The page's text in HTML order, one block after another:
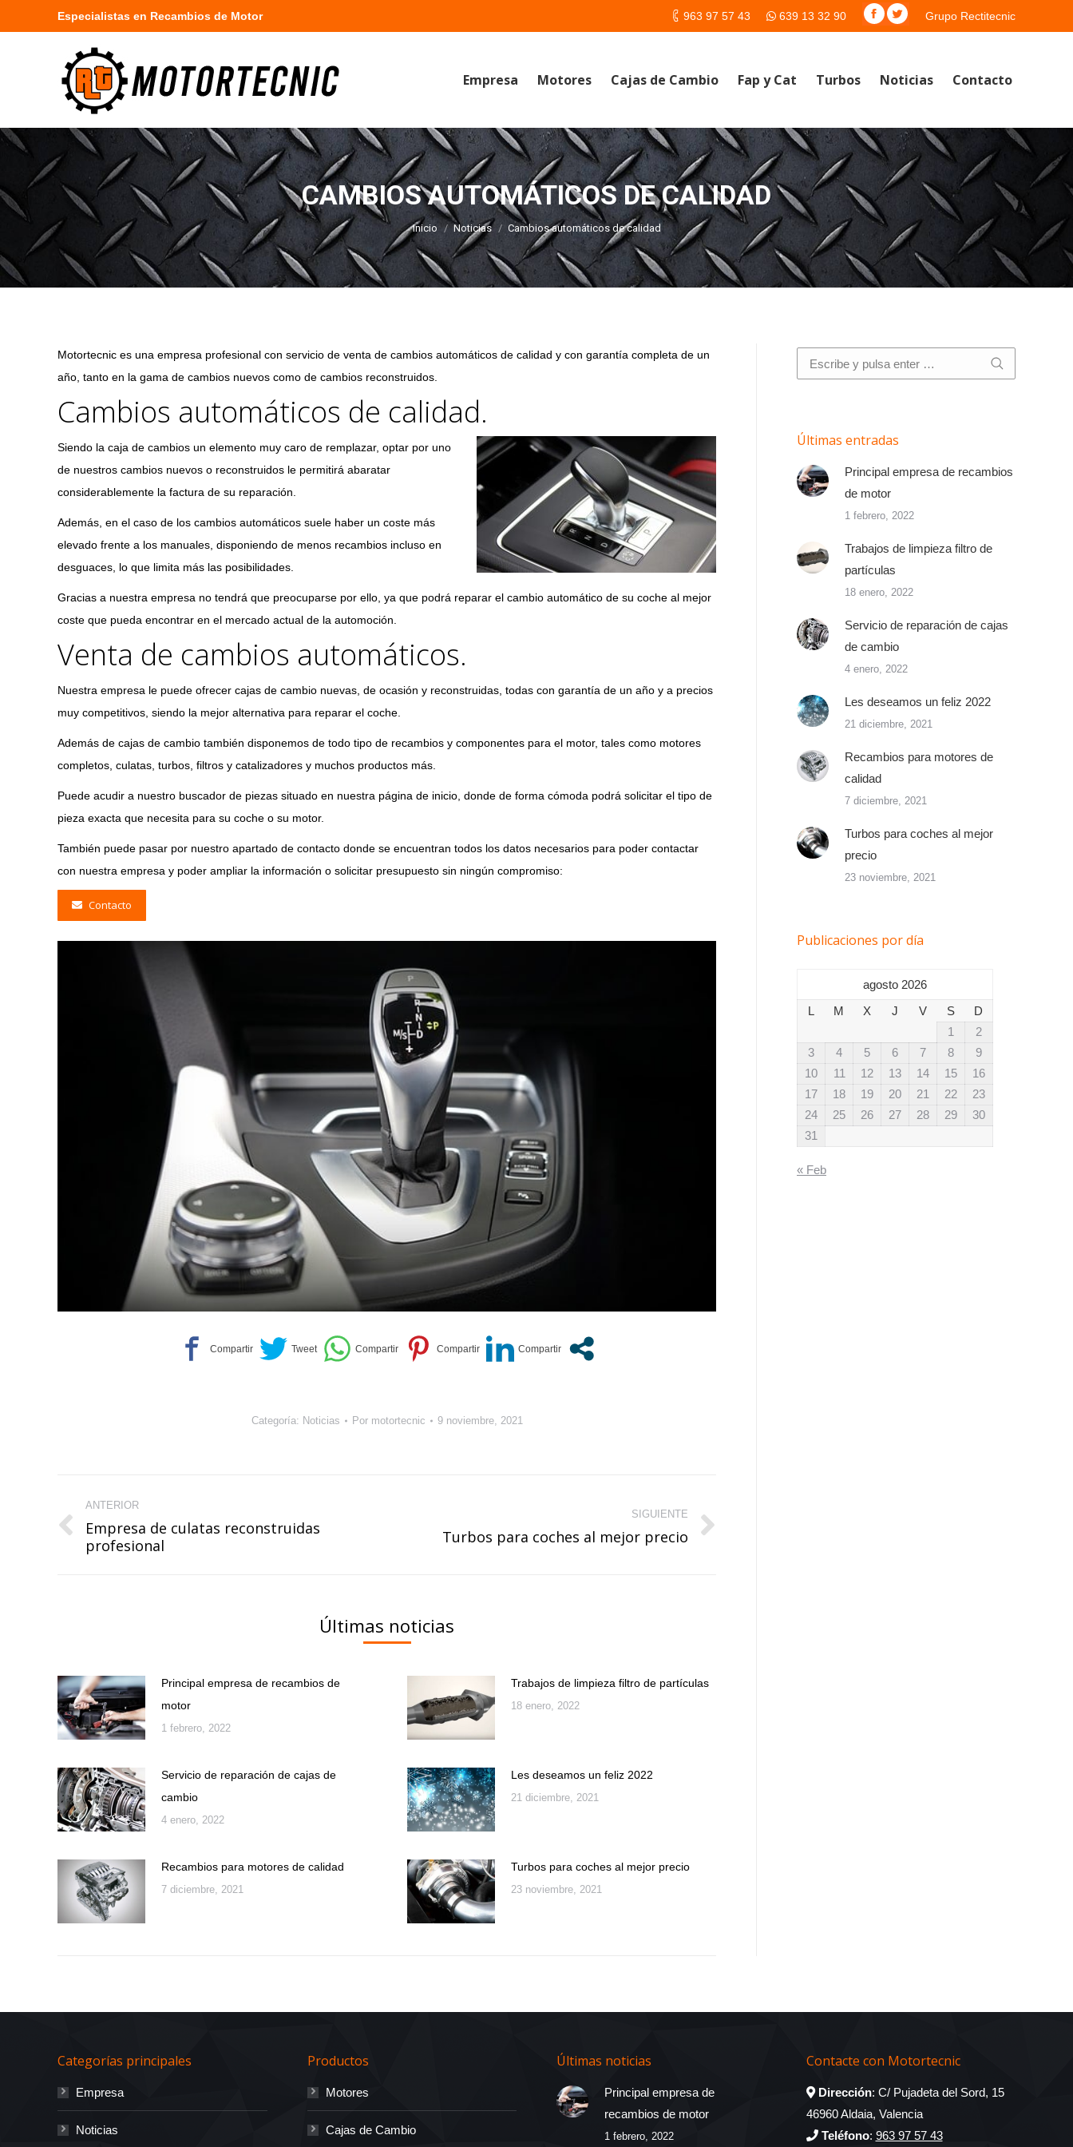
Especialistas en Recambios de Motor 963 97 57 43 639 13 32 90 Grupo Rectitecnic
Empresa Motores Cajas de Cambio Fap y Cat Turbos Noticias Contacto
CAMBIOS AUTOMÁTICOS DE CALIDAD
Estás aquí:
Inicio Noticias Cambios automáticos de calidad
Motortecnic es una empresa profesional con servicio de venta de cambios automáticos de calidad y con garantía completa de un
año, tanto en la gama de cambios nuevos como de cambios reconstruidos.
Cambios automáticos de calidad.
Siendo la caja de cambios un elemento muy caro de remplazar, optar por uno
de nuestros cambios nuevos o reconstruidos le permitirá abaratar
considerablemente la factura de su reparación.
Además, en el caso de los cambios automáticos suele haber un coste más
elevado frente a los manuales, disponiendo de menos recambios incluso en
desguaces, lo que limita más las posibilidades.
Gracias a nuestra empresa no tendrá que preocuparse por ello, ya que podrá reparar el cambio automático de su coche al mejor
coste que pueda encontrar en el mercado actual de la automoción.
Venta de cambios automáticos.
Nuestra empresa le puede ofrecer cajas de cambio nuevas, de ocasión y reconstruidas, todas con garantía de un año y a precios
muy competitivos, siendo la mejor alternativa para reparar el coche.
Además de cajas de cambio también disponemos de todo tipo de recambios y componentes para el motor, tales como motores
completos, culatas, turbos, filtros y catalizadores y muchos productos más.
Puede acudir a nuestro buscador de piezas situado en nuestra página de inicio, donde de forma cómoda podrá solicitar el tipo de
pieza exacta que necesita para su coche o su motor.
También puede pasar por nuestro apartado de contacto donde se encuentran todos los datos necesarios para poder contactar
con nuestra empresa y poder ampliar la información o solicitar presupuesto sin ningún compromiso:
Contacto
Categoría: Noticias Por motortecnic 9 noviembre, 2021
entre
publicaciones
ANTERIOR
Publicación
anterior:
Empresa de culatas reconstruidas
profesional
SIGUIENTE
PublicaciónTurbos para coches al mejor precio
Últimas noticias
Principal empresa de recambios de
motor
1 febrero, 2022
Trabajos de limpieza filtro de partículas
18 enero, 2022
Servicio de reparación de cajas de
cambio
4 enero, 2022
Les deseamos un feliz 2022
21 diciembre, 2021
Recambios para motores de calidad
7 diciembre, 2021
Turbos para coches al mejor precio
23 noviembre, 2021
Buscar:
Últimas entradas
Principal empresa de recambios
de motor
1 febrero, 2022
Trabajos de limpieza filtro de
partículas
18 enero, 2022
Servicio de reparación de cajas
de cambio
4 enero, 2022
Les deseamos un feliz 2022
21 diciembre, 2021
Recambios para motores de
calidad
7 diciembre, 2021
Turbos para coches al mejor
precio
23 noviembre, 2021
Publicaciones por día
agosto 2026
L
M X J V S
D
1
2
3
4 5 6 7 8
9
10
11 12 13 14 15
16
17
18 19 20 21 22
23
24
25 26 27 28 29
30
31
« Feb
Categorías principales
Empresa
Noticias
Productos
Motores
Cajas de Cambio
Últimas noticias
Principal empresa de
recambios de motor
1 febrero, 2022
Contacte con Motortecnic
Dirección: C/ Pujadeta del Sord, 15
46960 Aldaia, Valencia
Teléfono: 963 97 57 43